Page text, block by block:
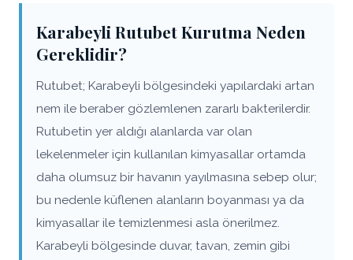
Karabeyli Rutubet Kurutma Neden
Gereklidir?
Rutubet; Karabeyli bölgesindeki yapılardaki artan
nem ile beraber gözlemlenen zararlı bakterilerdir.
Rutubetin yer aldığı alanlarda var olan
lekelenmeler için kullanılan kimyasallar ortamda
daha olumsuz bir havanın yayılmasına sebep olur;
bu nedenle küflenen alanların boyanması ya da
kimyasallar ile temizlenmesi asla önerilmez.
Karabeyli bölgesinde duvar, tavan, zemin gibi